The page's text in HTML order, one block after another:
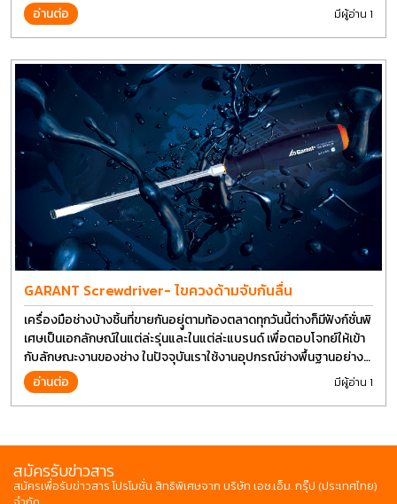
อ่านต่อ
มีผู้อ่าน 1
GARANT Screwdriver- ไขควงด้ามจับกันลื่น
เครื่องมือช่างบ้างชิ้นที่ขายกันอยุู่ตามท้องตลาดทุกวันนี้ต่างก็มีฟังก์ชั่นพิ
เศษเป็นเอกลักษณ์ในแต่ล่ะรุ่นและในแต่ล่ะแบรนด์ เพื่อตอบโจทย์ให้เข้า
กับลักษณะงานของช่าง ในปัจจุบันเราใช้งานอุปกรณ์ช่างพื้นฐานอย่าง
ไขควงกันในงานหลายประเภททำให้มีการปรับเปลี่ยนรูปแบบ
อ่านต่อ มีผู้อ่าน 1
สมัครรับข่าวสาร
สมัครเพื่อรับข่าวสาร โปรโมชั่น สิทธิพิเศษจาก บริษัท เอช.เอ็ม. กรุ๊ป (ประเทศไทย)